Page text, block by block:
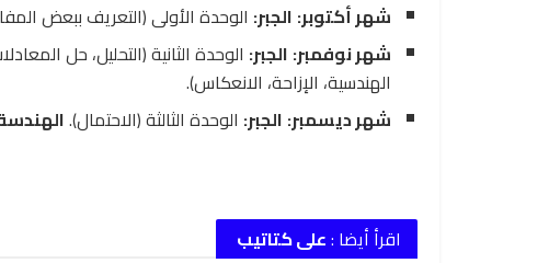
شهر أكتوبر: الجبر: الوحدة الأولى (التعريف ببعض
شهر نوفمبر: الجبر: الوحدة الثانية (التحليل، حل
الهندسية، الإزاحة، الانعكاس).
شهر ديسمبر: الجبر: الوحدة الثالثة (الاحتمال).
اقرأ أيضا :على كتاتيب